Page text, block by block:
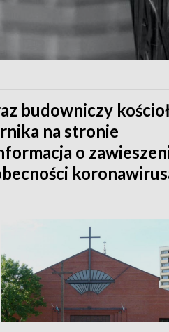
budowniczy
na stronie
o